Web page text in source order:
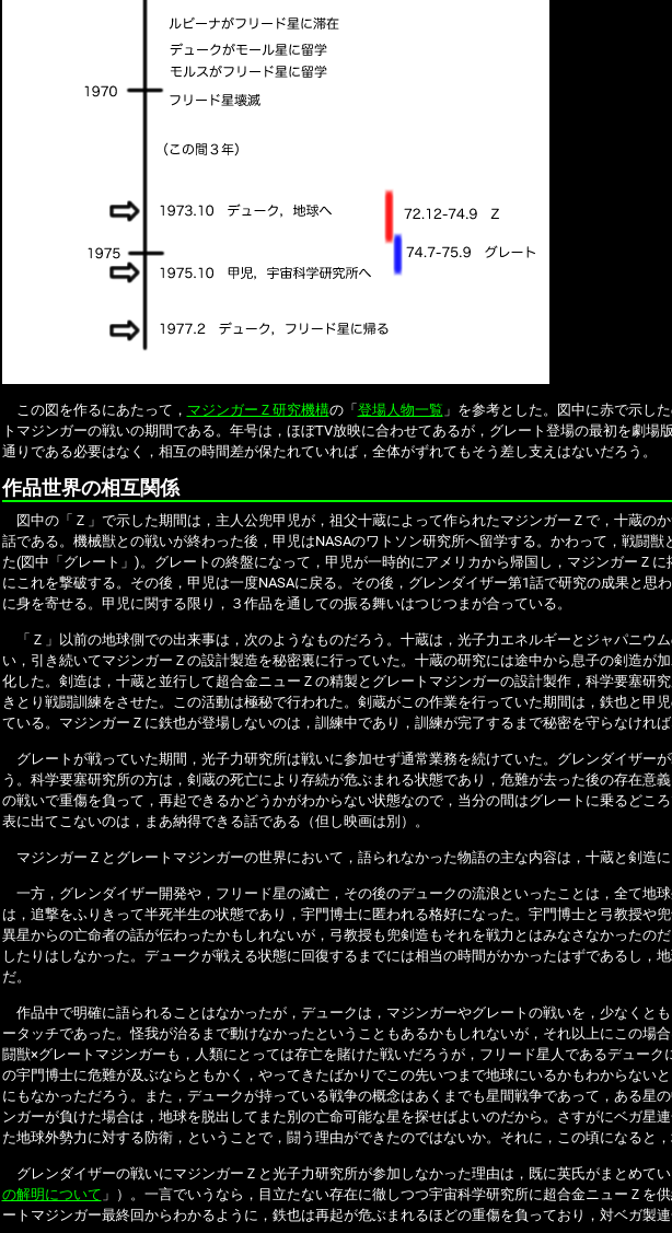
この図を作るにあたって， マジンガーＺ研究機構の「登場人物一覧 」を参考とした。図中に赤で示し
トマジンガーの戦いの期間である。年号は，ほぼTV放映に合わせてあるが，グレート登場の最初を劇場
通りである必要はなく，相互の時間差が保たれていれば，全体がずれてもそう差し支えはないだろう。
作品世界の相互関係
図中の「Ｚ」で示した期間は，主人公兜甲児が，祖父十蔵によって作られたマジンガーＺで，十蔵の
話である。機械獣との戦いが終わった後，甲児はNASAのワトソン研究所へ留学する。かわって，戦闘
た(図中「グレート」)。グレートの終盤になって，甲児が一時的にアメリカから帰国し，マジンガーＺ
にこれを撃破する。その後，甲児は一度NASAに戻る。その後，グレンダイザー第1話で研究の成果と思
に身を寄せる。甲児に関する限り，３作品を通しての振る舞いはつじつまが合っている。
「Ｚ」以前の地球側での出来事は，次のようなものだろう。十蔵は，光子力エネルギーとジャパニウ
い，引き続いてマジンガーＺの設計製造を秘密裏に行っていた。十蔵の研究には途中から息子の剣造が
化した。剣造は，十蔵と並行して超合金ニューＺの精製とグレートマジンガーの設計製作，科学要塞研
きとり戦闘訓練をさせた。この活動は極秘で行われた。剣蔵がこの作業を行っていた期間は，鉄也と甲
ている。マジンガーＺに鉄也が登場しないのは，訓練中であり，訓練が完了するまで秘密を守らなけれ
グレートが戦っていた期間，光子力研究所は戦いに参加せず通常業務を続けていた。グレンダイザー
う。科学要塞研究所の方は，剣蔵の死亡により存続が危ぶまれる状態であり，危難が去った後の存在意
の戦いで重傷を負って，再起できるかどうかがわからない状態なので，当分の間はグレートに乗るどこ
表に出てこないのは，まあ納得できる話である（但し映画は別）。
マジンガーＺとグレートマジンガーの世界において，語られなかった物語の主な内容は，十蔵と剣造
一方，グレンダイザー開発や，フリード星の滅亡，その後のデュークの流浪といったことは，全て地
は，追撃をふりきって半死半生の状態であり，宇門博士に匿われる格好になった。宇門博士と弓教授や
異星からの亡命者の話が伝わったかもしれないが，弓教授も兜剣造もそれを戦力とはみなさなかったの
したりはしなかった。デュークが戦える状態に回復するまでには相当の時間がかかったはずであるし，
だ。
作品中で明確に語られることはなかったが，デュークは，マジンガーやグレートの戦いを，少なくと
ータッチであった。怪我が治るまで動けなかったということもあるかもしれないが，それ以上にこの場
闘獣×グレートマジンガーも，人類にとっては存亡を賭けた戦いだろうが，フリード星人であるデュー
の宇門博士に危難が及ぶならともかく，やってきたばかりでこの先いつまで地球にいるかもわからない
にもなかっただろう。また，デュークが持っている戦争の概念はあくまでも星間戦争であって，ある星
ンガーが負けた場合は，地球を脱出してまた別の亡命可能な星を探せばよいのだから。さすがにベガ星
た地球外勢力に対する防衛，ということで，闘う理由ができたのではないか。それに，この頃になると
グレンダイザーの戦いにマジンガーＺと光子力研究所が参加しなかった理由は，既に英氏がまとめて
の解明について 」）。一言でいうなら，目立たない存在に徹しつつ宇宙科学研究所に超合金ニューＺを
ートマジンガー最終回からわかるように，鉄也は再起が危ぶまれるほどの重傷を負っており，対ベガ製